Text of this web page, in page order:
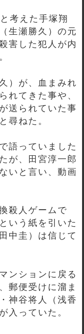
考えた手塚翔
生瀬勝久）の元
害した犯人が内
）が、血まみれ
れてきた事や、
送られていた事
尋ねた。
語っていました
が、田宮淳一郎
いと言い、動画
殺人ゲームで
いう紙を引いた
中圭）は信じて
ンションに戻る
郵便受けに溜ま
神谷将人（浅香
入っていた。